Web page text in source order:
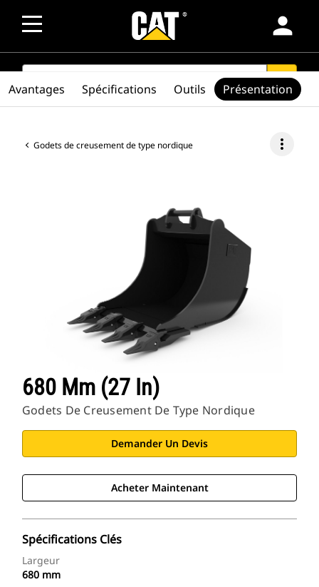
person
SEARCH search
Godets de creusement de type nordique more_vert
680 Mm (27 In)
Godets De Creusement De Type Nordique
Demander Un Devis
Acheter Maintenant
Spécifications Clés
Largeur
680 mm
Avantages Spécifications Outils Présentation